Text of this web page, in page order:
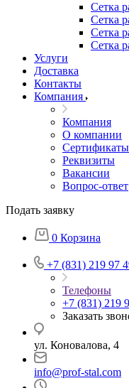
Сетка
Сетка
Сетка
Сетка
Услуги
Доставка
Контакты
Компания
Компания
О компании
Сертификаты
Реквизиты
Вакансии
Вопрос-ответ
Подать заявку
0 Корзина
+7 (831) 219 97
Телефоны
+7 (831) 219
Заказать
ул. Коновалова, 4
info@prof-stal.com